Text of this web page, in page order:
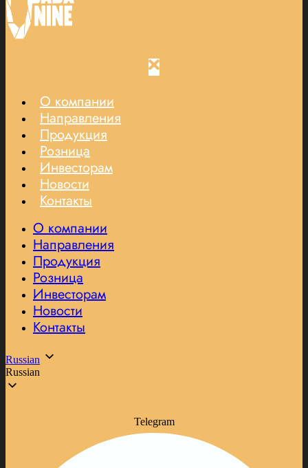
О компании
Направления
Продукция
Розница
Инвесторам
Новости
Контакты
О компании
Направления
Продукция
Розница
Инвесторам
Новости
Контакты
Russian
Russian
Telegram